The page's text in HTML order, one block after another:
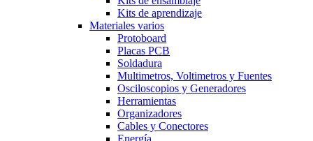
Kits de aprendizaje
Materiales varios
Protoboard
Placas PCB
Soldadura
Multimetros, Voltimetros y Fuentes
Osciloscopios y Generadores
Herramientas
Organizadores
Cables y Conectores
Energía